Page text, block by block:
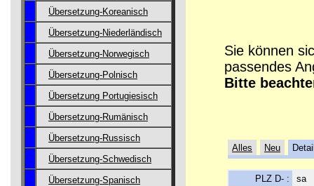
Übersetzung-Koreanisch
Übersetzung-Niederländisch
Übersetzung-Norwegisch
Übersetzung-Polnisch
Übersetzung Portugiesisch
Übersetzung-Rumänisch
Übersetzung-Russisch
Übersetzung-Schwedisch
Übersetzung-Spanisch
Sie können
passendes
Bitte
Alles Neu
PLZ D- :
sa